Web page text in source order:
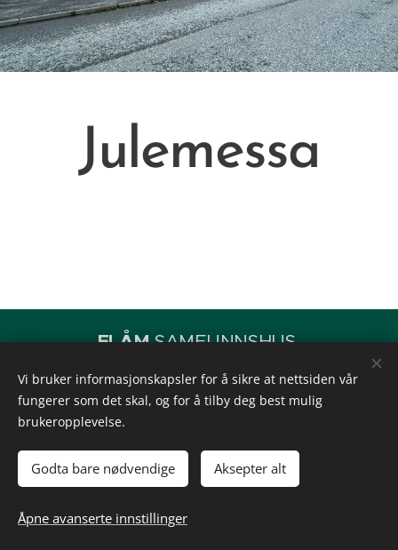
Julemessa
FLÅMSAMFUNNSHUS
flaamsamfunnshus@outlook.com
(+47) 952 57 825
Laga av Sara Tønnessen
Informasjonskapsler
Vi bruker informasjonskapsler for å sikre at nettsiden vår
fungerer som det skal, og for å tilby deg best mulig
brukeropplevelse.
Godta bare nødvendige Aksepter alt
Åpne avanserte innstillinger